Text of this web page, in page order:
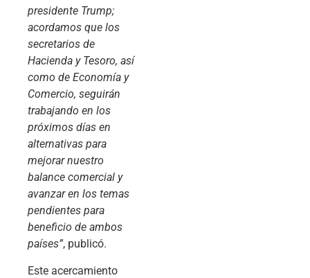
presidente Trump;
acordamos que los
secretarios de
Hacienda y Tesoro, así
como de Economía y
Comercio, seguirán
trabajando en los
próximos días en
alternativas para
mejorar nuestro
balance comercial y
avanzar en los temas
pendientes para
beneficio de ambos
países”, publicó.
Este acercamiento